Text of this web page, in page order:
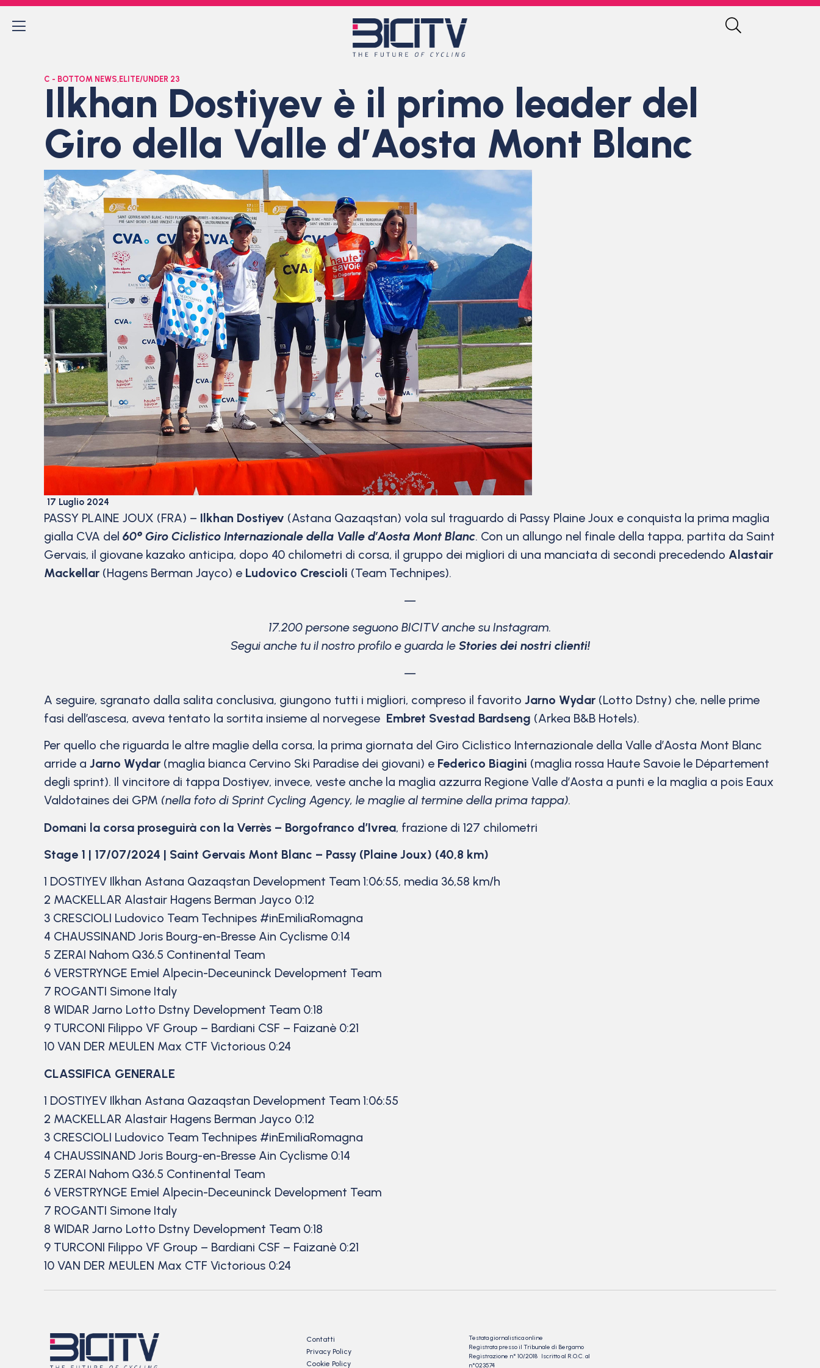
C - BOTTOM NEWS, ELITE/UNDER 23
Ilkhan Dostiyev è il primo leader del
Giro della Valle d’Aosta Mont Blanc
17 Luglio 2024
PASSY PLAINE JOUX (FRA) – Ilkhan Dostiyev (Astana Qazaqstan) vola sul traguardo di Passy Plaine Joux e conquista la prima maglia
gialla CVA del 60° Giro Ciclistico Internazionale della Valle d’Aosta Mont Blanc. Con un allungo nel finale della tappa, partita da Saint
Gervais, il giovane kazako anticipa, dopo 40 chilometri di corsa, il gruppo dei migliori di una manciata di secondi precedendo Alastair
Mackellar (Hagens Berman Jayco) e Ludovico Crescioli (Team Technipes).
—
17.200 persone seguono BICITV anche su Instagram.
Segui anche tu il nostro profilo e guarda le Stories dei nostri clienti!
—
A seguire, sgranato dalla salita conclusiva, giungono tutti i migliori, compreso il favorito Jarno Wydar (Lotto Dstny) che, nelle prime
fasi dell’ascesa, aveva tentato la sortita insieme al norvegese Embret Svestad Bardseng (Arkea B&B Hotels).
Per quello che riguarda le altre maglie della corsa, la prima giornata del Giro Ciclistico Internazionale della Valle d’Aosta Mont Blanc
arride a Jarno Wydar (maglia bianca Cervino Ski Paradise dei giovani) e Federico Biagini (maglia rossa Haute Savoie le Département
degli sprint). Il vincitore di tappa Dostiyev, invece, veste anche la maglia azzurra Regione Valle d’Aosta a punti e la maglia a pois Eaux
Valdotaines dei GPM (nella foto di Sprint Cycling Agency, le maglie al termine della prima tappa).
Domani la corsa proseguirà con la Verrès – Borgofranco d’Ivrea, frazione di 127 chilometri
Stage 1 | 17/07/2024 | Saint Gervais Mont Blanc – Passy (Plaine Joux) (40,8 km)
1 DOSTIYEV Ilkhan Astana Qazaqstan Development Team 1:06:55, media 36,58 km/h
2 MACKELLAR Alastair Hagens Berman Jayco 0:12
3 CRESCIOLI Ludovico Team Technipes #inEmiliaRomagna
4 CHAUSSINAND Joris Bourg-en-Bresse Ain Cyclisme 0:14
5 ZERAI Nahom Q36.5 Continental Team
6 VERSTRYNGE Emiel Alpecin-Deceuninck Development Team
7 ROGANTI Simone Italy
8 WIDAR Jarno Lotto Dstny Development Team 0:18
9 TURCONI Filippo VF Group – Bardiani CSF – Faizanè 0:21
10 VAN DER MEULEN Max CTF Victorious 0:24
CLASSIFICA GENERALE
1 DOSTIYEV Ilkhan Astana Qazaqstan Development Team 1:06:55
2 MACKELLAR Alastair Hagens Berman Jayco 0:12
3 CRESCIOLI Ludovico Team Technipes #inEmiliaRomagna
4 CHAUSSINAND Joris Bourg-en-Bresse Ain Cyclisme 0:14
5 ZERAI Nahom Q36.5 Continental Team
6 VERSTRYNGE Emiel Alpecin-Deceuninck Development Team
7 ROGANTI Simone Italy
8 WIDAR Jarno Lotto Dstny Development Team 0:18
9 TURCONI Filippo VF Group – Bardiani CSF – Faizanè 0:21
10 VAN DER MEULEN Max CTF Victorious 0:24
Contatti
Privacy Policy
Cookie Policy
Testata giornalistica online
Registrata presso il Tribunale di Bergamo
Registrazione n° 10/2018 Iscritto al R.O.C. al
n°023574